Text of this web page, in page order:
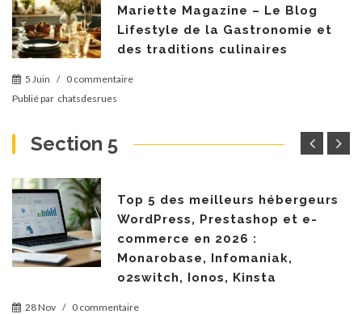
Mariette Magazine – Le Blog
Lifestyle de la Gastronomie et
des traditions culinaires
5 Juin / 0 commentaire
Publié par chatsdesrues
Section 5
Top 5 des meilleurs hébergeurs
WordPress, Prestashop et e-
commerce en 2026 :
Monarobase, Infomaniak,
o2switch, Ionos, Kinsta
28 Nov / 0 commentaire